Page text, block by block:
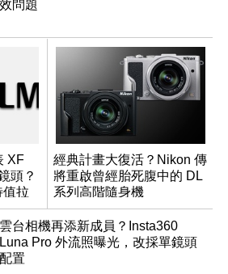
效問題
XF
頭？
值拉
經典計畫大復活？Nikon 傳
將重啟曾經胎死腹中的 DL
系列高階隨身機
雲台相機再添新成員？Insta360
Luna Pro 外流照曝光，改採單鏡頭
配置